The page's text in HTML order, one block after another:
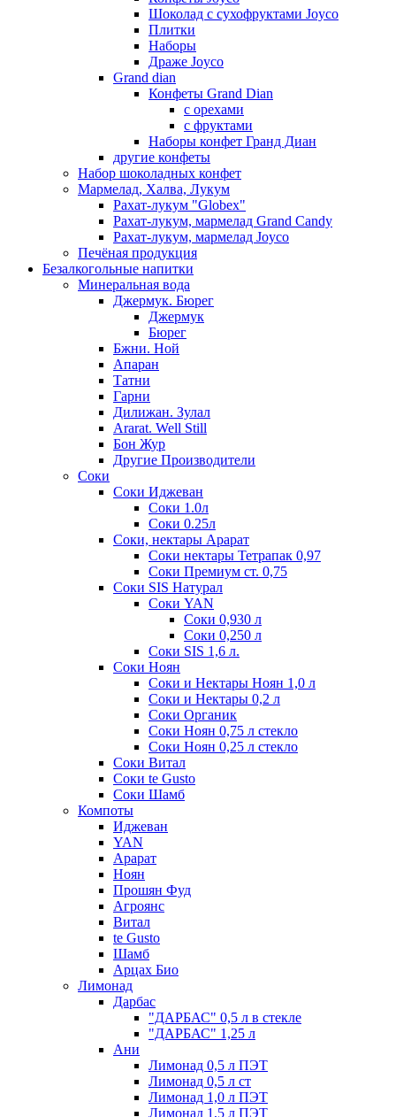
Шоколад с сухофруктами Joyco
Плитки
Наборы
Драже Joyco
Grand dian
Конфеты Grand Dian
с орехами
с фруктами
Наборы конфет Гранд Диан
другие конфеты
Набор шоколадных конфет
Мармелад, Халва, Лукум
Рахат-лукум "Globex"
Рахат-лукум, мармелад Grand Candy
Рахат-лукум, мармелад Joyco
Печёная продукция
Безалкогольные напитки
Минеральная вода
Джермук. Бюрег
Джермук
Бюрег
Бжни. Ной
Апаран
Татни
Гарни
Дилижан. Зулал
Ararat. Well Still
Бон Жур
Другие Производители
Соки
Соки Иджеван
Соки 1.0л
Соки 0.25л
Соки, нектары Арарат
Соки нектары Тетрапак 0,97
Соки Премиум ст. 0,75
Соки SIS Натурал
Соки YAN
Соки 0,930 л
Соки 0,250 л
Соки SIS 1,6 л.
Соки Ноян
Соки и Нектары Ноян 1,0 л
Соки и Нектары 0,2 л
Соки Органик
Соки Ноян 0,75 л стекло
Соки Ноян 0,25 л стекло
Соки Витал
Соки te Gusto
Соки Шамб
Компоты
Иджеван
YAN
Арарат
Ноян
Прошян Фуд
Агроянс
Витал
te Gusto
Шамб
Арцах Био
Лимонад
Дарбас
"ДАРБАС" 0,5 л в стекле
"ДАРБАС" 1,25 л
Ани
Лимонад 0,5 л ПЭТ
Лимонад 0,5 л ст
Лимонад 1,0 л ПЭТ
Лимонад 1,5 л ПЭТ